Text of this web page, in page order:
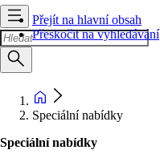
Přejít na hlavní obsah
Přeskočit na vyhledávání
Speciální nabídky
Speciální nabídky